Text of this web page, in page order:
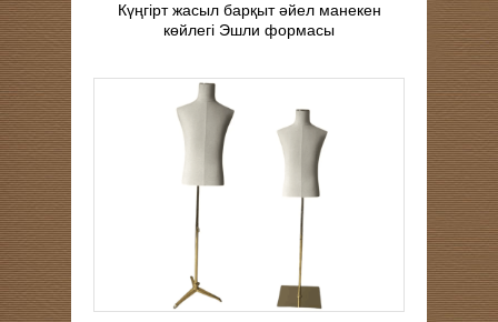
Күңгірт жасыл барқыт әйел манекен
көйлегі Эшли формасы